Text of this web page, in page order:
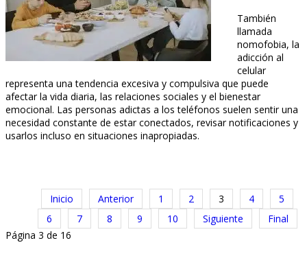
También
llamada
nomofobia, la
adicción al
celular
representa una tendencia excesiva y compulsiva que puede
afectar la vida diaria, las relaciones sociales y el bienestar
emocional. Las personas adictas a los teléfonos suelen sentir una
necesidad constante de estar conectados, revisar notificaciones y
usarlos incluso en situaciones inapropiadas.
Inicio Anterior 1 2 3 4
5
6
7 8 9 10 Siguiente
Final
Página 3 de 16